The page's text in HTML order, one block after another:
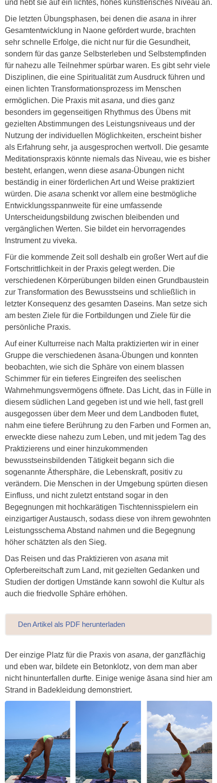
und hebt sie auf ein lichtes, hohes künstlerisches Niveau an.
Die letzten Übungsphasen, bei denen die asana in ihrer
Gesamtentwicklung in Naone gefördert wurde, brachten
sehr schnelle Erfolge, die nicht nur für die Gesundheit,
sondern für das ganze Selbsterleben und Selbstempfinden
für nahezu alle Teilnehmer spürbar waren. Es gibt sehr viele
Disziplinen, die eine Spiritualität zum Ausdruck führen und
einen lichten Transformationsprozess im Menschen
ermöglichen. Die Praxis mitasana, und dies ganz
besonders im gegenseitigen Rhythmus des Übens mit
gezielten Abstimmungen des Leistungsniveaus und der
Nutzung der individuellen Möglichkeiten, erscheint bisher
als Erfahrung sehr, ja ausgesprochen wertvoll. Die gesamte
Meditationspraxis könnte niemals das Niveau, wie es bisher
besteht, erlangen, wenn diese asana-Übungen nicht
beständig in einer förderlichen Art und Weise praktiziert
würden. Die asana schenkt vor allem eine bestmögliche
Entwicklungsspannweite für eine umfassende
Unterscheidungsbildung zwischen bleibenden und
vergänglichen Werten. Sie bildet ein hervorragendes
Instrument zu viveka.
Für die kommende Zeit soll deshalb ein großer Wert auf die
Fortschrittlichkeit in der Praxis gelegt werden. Die
verschiedenen Körperübungen bilden einen Grundbaustein
zur Transformation des Bewusstseins und schließlich in
letzter Konsequenz des gesamten Daseins. Man setze sich
am besten Ziele für die Fortbildungen und Ziele für die
persönliche Praxis.
Auf einer Kulturreise nach Malta praktizierten wir in einer
Gruppe die verschiedenen āsana-Übungen und konnten
beobachten, wie sich die Sphäre von einem blassen
Schimmer für ein tieferes Eingreifen des seelischen
Wahrnehmungsvermögens öffnete. Das Licht, das in Fülle in
diesem südlichen Land gegeben ist und wie hell, fast grell
ausgegossen über dem Meer und dem Landboden flutet,
nahm eine tiefere Berührung zu den Farben und Formen an,
erweckte diese nahezu zum Leben, und mit jedem Tag des
Praktizierens und einer hinzukommenden
bewusstseinsbildenden Tätigkeit begann sich die
sogenannte Äthersphäre, die Lebenskraft, positiv zu
verändern. Die Menschen in der Umgebung spürten diesen
Einfluss, und nicht zuletzt entstand sogar in den
Begegnungen mit hochkarätigen Tischtennisspielern ein
einzigartiger Austausch, sodass diese von ihrem gewohnten
Leistungsschema Abstand nahmen und die Begegnung
höher schätzten als den Sieg.
Das Reisen und das Praktizieren von asana mit
Opferbereitschaft zum Land, mit gezielten Gedanken und
Studien der dortigen Umstände kann sowohl die Kultur als
auch die friedvolle Sphäre erhöhen.
Den Artikel als PDF herunterladen
Der einzige Platz für die Praxis von asana, der ganzflächig
und eben war, bildete ein Betonklotz, von dem man aber
nicht hinunterfallen durfte. Einige wenige āsana sind hier am
Strand in Badekleidung demonstriert.